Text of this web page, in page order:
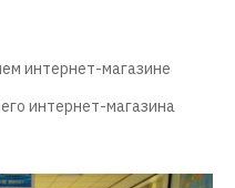
интернет-магазине
интернет-магазина